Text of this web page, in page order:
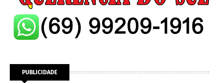
PUBLICIDADE